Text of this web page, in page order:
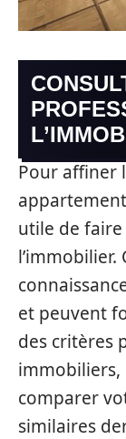
Pour affiner
utile de
l’immobilier.
et peuvent
des critères
immobiliers,
comparer
similaires